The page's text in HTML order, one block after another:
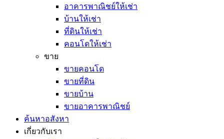
อาคารพาณิชย์ให้เช่า
บ้านให้เช่า
ที่ดินให้เช่า
คอนโดให้เช่า
ขาย
ขายคอนโด
ขายที่ดิน
ขายบ้าน
ขายอาคารพาณิชย์
ค้นหาอสังหา
เกี่ยวกับเรา